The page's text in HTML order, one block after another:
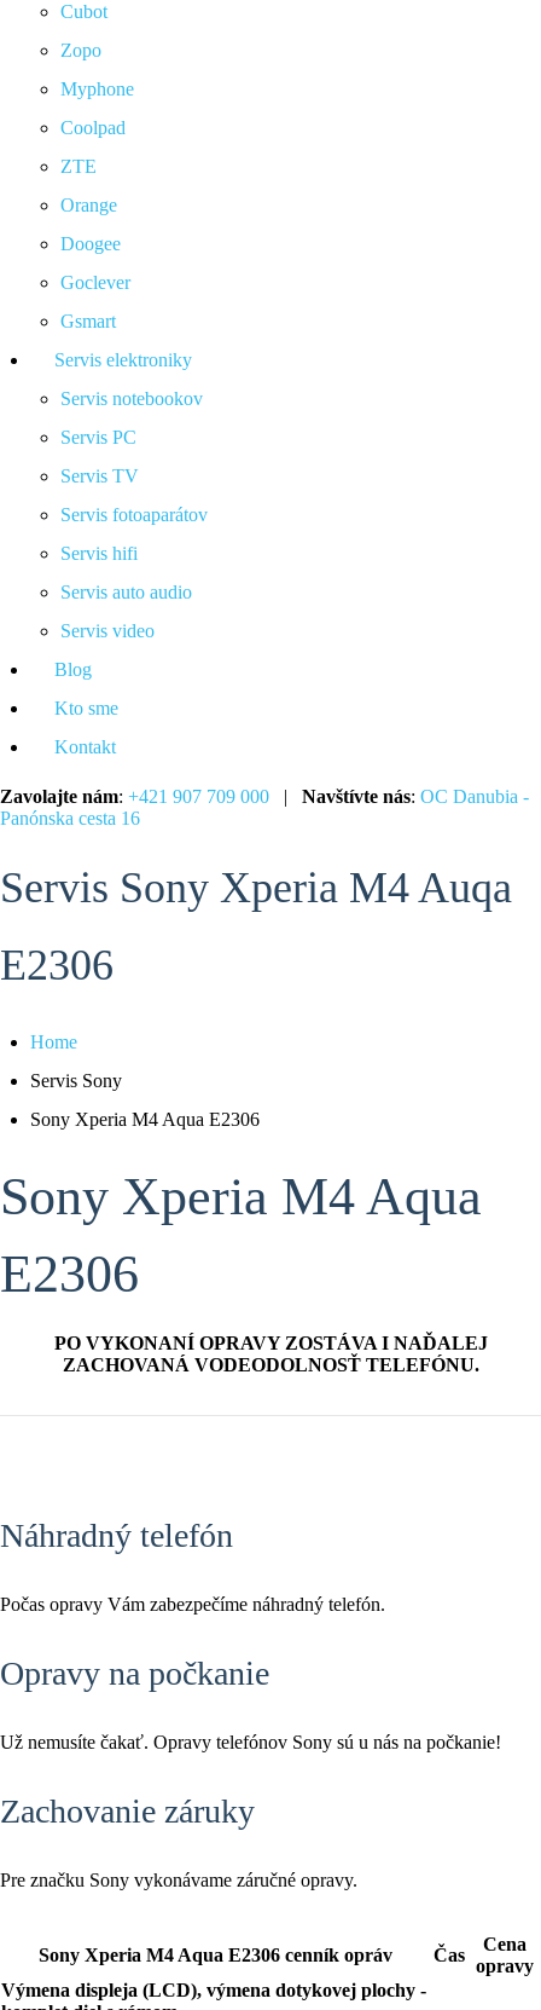
Cubot
Zopo
Myphone
Coolpad
ZTE
Orange
Doogee
Goclever
Gsmart
Servis elektroniky
Servis notebookov
Servis PC
Servis TV
Servis fotoaparátov
Servis hifi
Servis auto audio
Servis video
Blog
Kto sme
Kontakt
Zavolajte nám: +421 907 709 000 | Navštívte nás: OC Danubia -
Panónska cesta 16
Servis Sony Xperia M4 Auqa
E2306
Home
Servis Sony
Sony Xperia M4 Aqua E2306
Sony Xperia M4 Aqua
E2306
PO VYKONANÍ OPRAVY ZOSTÁVA I NAĎALEJ
ZACHOVANÁ VODEODOLNOSŤ TELEFÓNU.
Náhradný telefón
Počas opravy Vám zabezpečíme náhradný telefón.
Opravy na počkanie
Už nemusíte čakať. Opravy telefónov Sony sú u nás na počkanie!
Zachovanie záruky
Pre značku Sony vykonávame záručné opravy.
Sony Xperia M4 Aqua E2306 cenník opráv Čas
Cena
opravy
Výmena displeja (LCD), výmena dotykovej plochy -